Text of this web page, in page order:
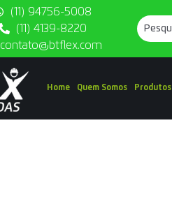
(11) 94756-5008
(11) 4139-8220
contato@btflex.com
Home Quem Somos Produtos